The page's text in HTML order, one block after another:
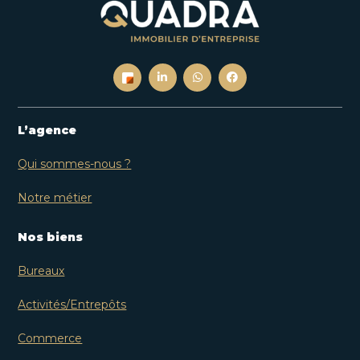
L’agence
Qui sommes-nous ?
Notre métier
Nos biens
Bureaux
Activités/Entrepôts
Commerce